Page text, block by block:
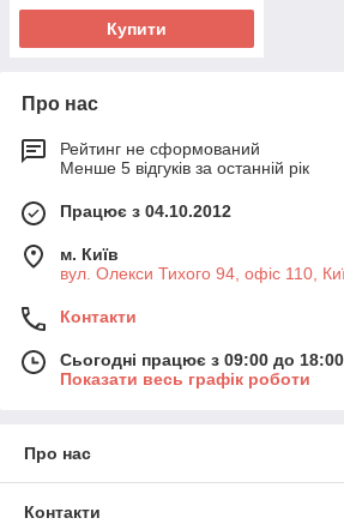
Купити
Про нас
Рейтинг не сформований
Менше 5 відгуків за останній рік
Працює з 04.10.2012
м. Київ
вул. Олекси Тихого 94, офіс 110,
Контакти
Сьогодні працює з 09:00 до 18:00
Показати весь графік роботи
Про нас
Контакти